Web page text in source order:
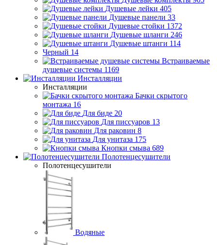
Душевые лейки 405
Душевые панели 33
Душевые стойки 1372
Душевые шланги 246
Душевые штанги 114
Черный 14
Встраиваемые
душевые системы 1169
Инсталляции
Инсталляции
Бачки скрытого
монтажа 16
Для биде 20
Для писсуаров 13
Для раковин 8
Для унитаза 175
Кнопки смыва 689
Полотенцесушители
Полотенцесушители
Водяные